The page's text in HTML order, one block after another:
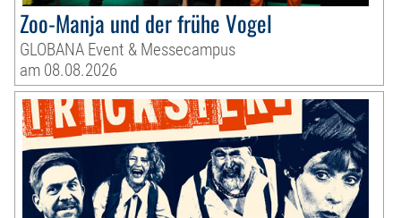
Zoo-Manja und der frühe Vogel
GLOBANA Event & Messecampus
am 08.08.2026